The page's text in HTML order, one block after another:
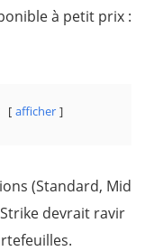
à petit prix :
afficher
(Standard, Mid
devrait ravir